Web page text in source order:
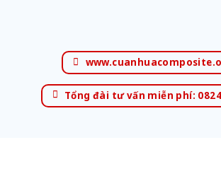
Tổng đài tư vấn miễn phí: